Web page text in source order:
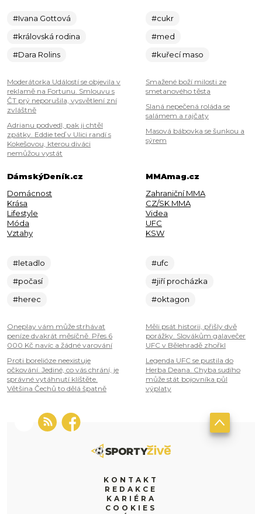
#Ivana Gottová
#královská rodina
#Dara Rolins
Moderátorka Událostí se objevila v
reklamě na Fortunu. Smlouvu s
ČT prý neporušila, vysvětlení zní
zvláštně
Adrianu podvedl, pak ji chtěl
zpátky. Eddie teď v Ulici randí s
Kokešovou, kterou diváci
nemůžou vystát
#cukr
#med
#kuřecí maso
Smažené boží milosti ze
smetanového těsta
Slaná nepečená roláda se
salámem a rajčaty
Masová bábovka se šunkou a
sýrem
DámskýDeník.cz
Domácnost
Krása
Lifestyle
Móda
Vztahy
#letadlo
#počasí
#herec
Oneplay vám může strhávat
peníze dvakrát měsíčně. Přes 6
000 Kč navíc a žádné varování
Proti borelióze neexistuje
očkování. Jediné, co vás chrání, je
správné vytáhnutí klíštěte.
Většina Čechů to dělá špatně
MMAmag.cz
Zahraniční MMA
CZ/SK MMA
Videa
UFC
KSW
#ufc
#jiří procházka
#oktagon
Měli psát historii, přišly dvě
porážky. Slovákům galavečer
UFC v Bělehradě zhořkl
Legenda UFC se pustila do
Herba Deana. Chyba sudího
může stát bojovníka půl
výplaty
KONTAKT
REDAKCE
KARIÉRA
COOKIES